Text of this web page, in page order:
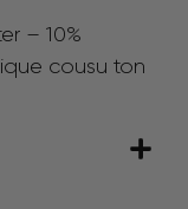
– 10%
cousu ton